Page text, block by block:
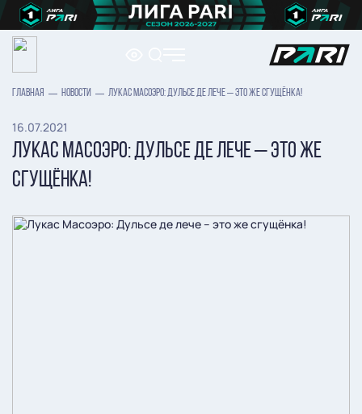
ГЛАВНАЯ НОВОСТИ ЛУКАС МАСОЭРО: ДУЛЬСЕ ДЕ ЛЕЧЕ – ЭТО ЖЕ СГУЩЁНКА!
16.07.2021
ЛУКАС МАСОЭРО: ДУЛЬСЕ ДЕ ЛЕЧЕ – ЭТО ЖЕ
СГУЩЁНКА!